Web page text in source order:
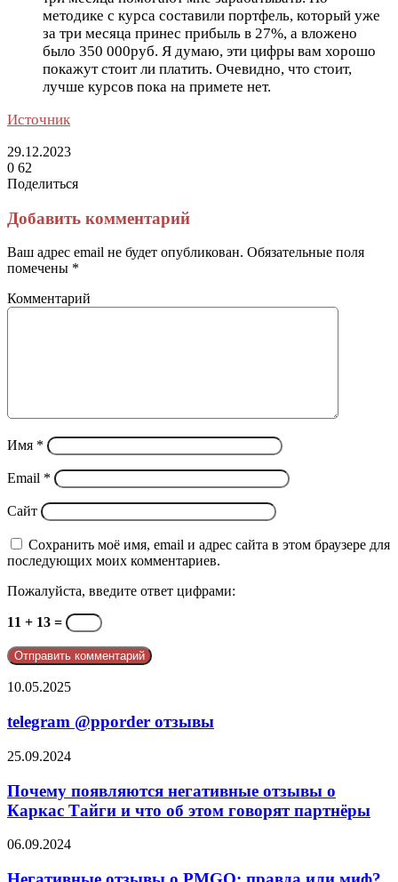
методике с курса составили портфель, который уже
за три месяца принес прибыль в 27%, а вложено
было 350 000руб. Я думаю, эти цифры вам хорошо
покажут стоит ли платить. Очевидно, что стоит,
лучше курсов пока на примете нет.
Источник
29.12.2023
0 62
Поделиться
через
электронную
почту
Добавить комментарий
Ваш адрес email не будет опубликован. Обязательные поля
помечены *
Комментарий
Имя *
Email *
Сайт
Сохранить моё имя, email и адрес сайта в этом браузере для
последующих моих комментариев.
Пожалуйста, введите ответ цифрами:
11 + 13 =
telegram
отзывы
10.05.2025
telegram @pporder отзывы
Почему
негативные
отзывы
о
Тайги
25.09.2024
Почему появляются негативные отзывы о
Каркас Тайги и что об этом говорят партнёры
Негативные
о
06.09.2024